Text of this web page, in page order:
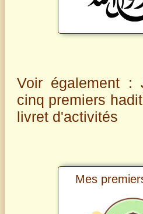
Voir également :
cinq premiers
livret d'activités
Mes